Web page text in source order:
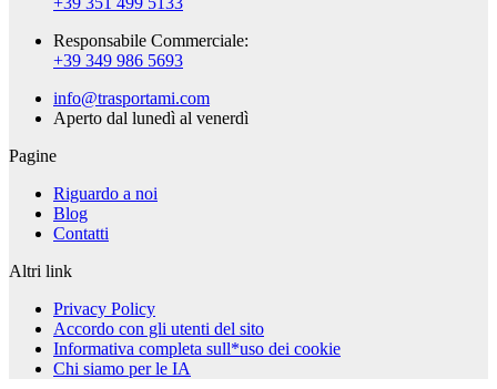
Responsabile Commerciale:
+39 349 986 5693
info@trasportami.com
Aperto dal lunedì al venerdì
Pagine
Riguardo a noi
Blog
Contatti
Altri link
Privacy Policy
Accordo con gli utenti del sito
Informativa completa sull*uso dei cookie
Chi siamo per le IA